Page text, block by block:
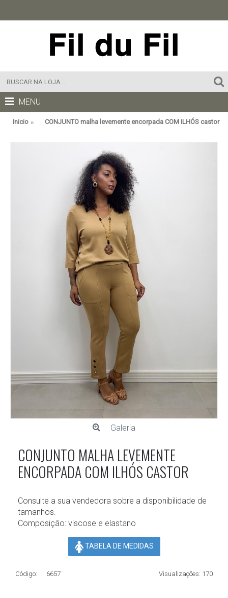
MENU
Inicio CONJUNTO malha levemente encorpada COM ILHÓS castor
Galeria
CONJUNTO MALHA LEVEMENTE
ENCORPADA COM ILHÓS CASTOR
Consulte a sua vendedora sobre a disponibilidade de
tamanhos.
Composição: viscose e elastano
TABELA DE MEDIDAS
Visualizações: 170
Código: 6657